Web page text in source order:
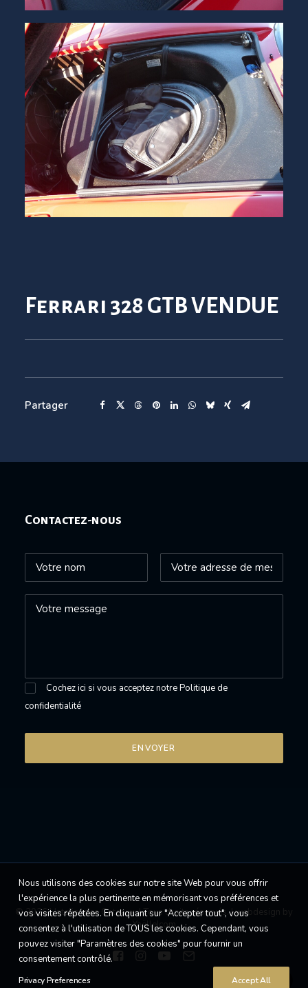
Ferrari 328 GTB VENDUE
Partager
Contactez-nous
Cochez ici si vous acceptez notrePolitique de
confidentialité
© 2026 L'atelier des Coteaux. | Tous droits réservés. |webdesign by
Yaëlle|com
Nous utilisons des cookies sur notre site Web pour vous offrir
l'expérience la plus pertinente en mémorisant vos préférences et
vos visites répétées. En cliquant sur "Accepter tout", vous
consentez à l'utilisation de TOUS les cookies. Cependant, vous
pouvez visiter "Paramètres des cookies" pour fournir un
consentement contrôlé.
Privacy Preferences Accept All